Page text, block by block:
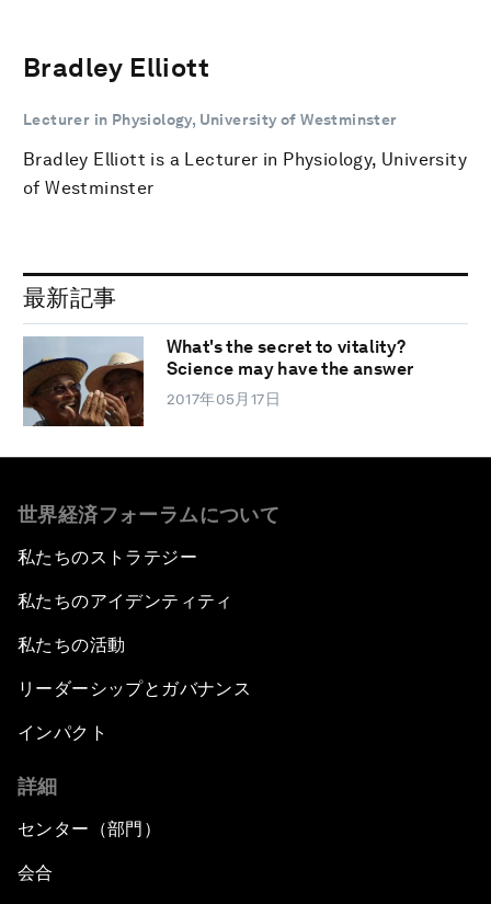
Bradley Elliott
Lecturer in Physiology, University of Westminster
Bradley Elliott is a Lecturer in Physiology, University
of Westminster
最新記事
What's the secret to vitality?
Science may have the answer
2017年05月17日
世界経済フォーラムについて
私たちのストラテジー
私たちのアイデンティティ
私たちの活動
リーダーシップとガバナンス
インパクト
詳細
センター（部門）
会合